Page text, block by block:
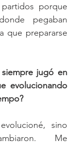
porque
pegaban
que prepararse
jugó en
evolucionando
sino
Me